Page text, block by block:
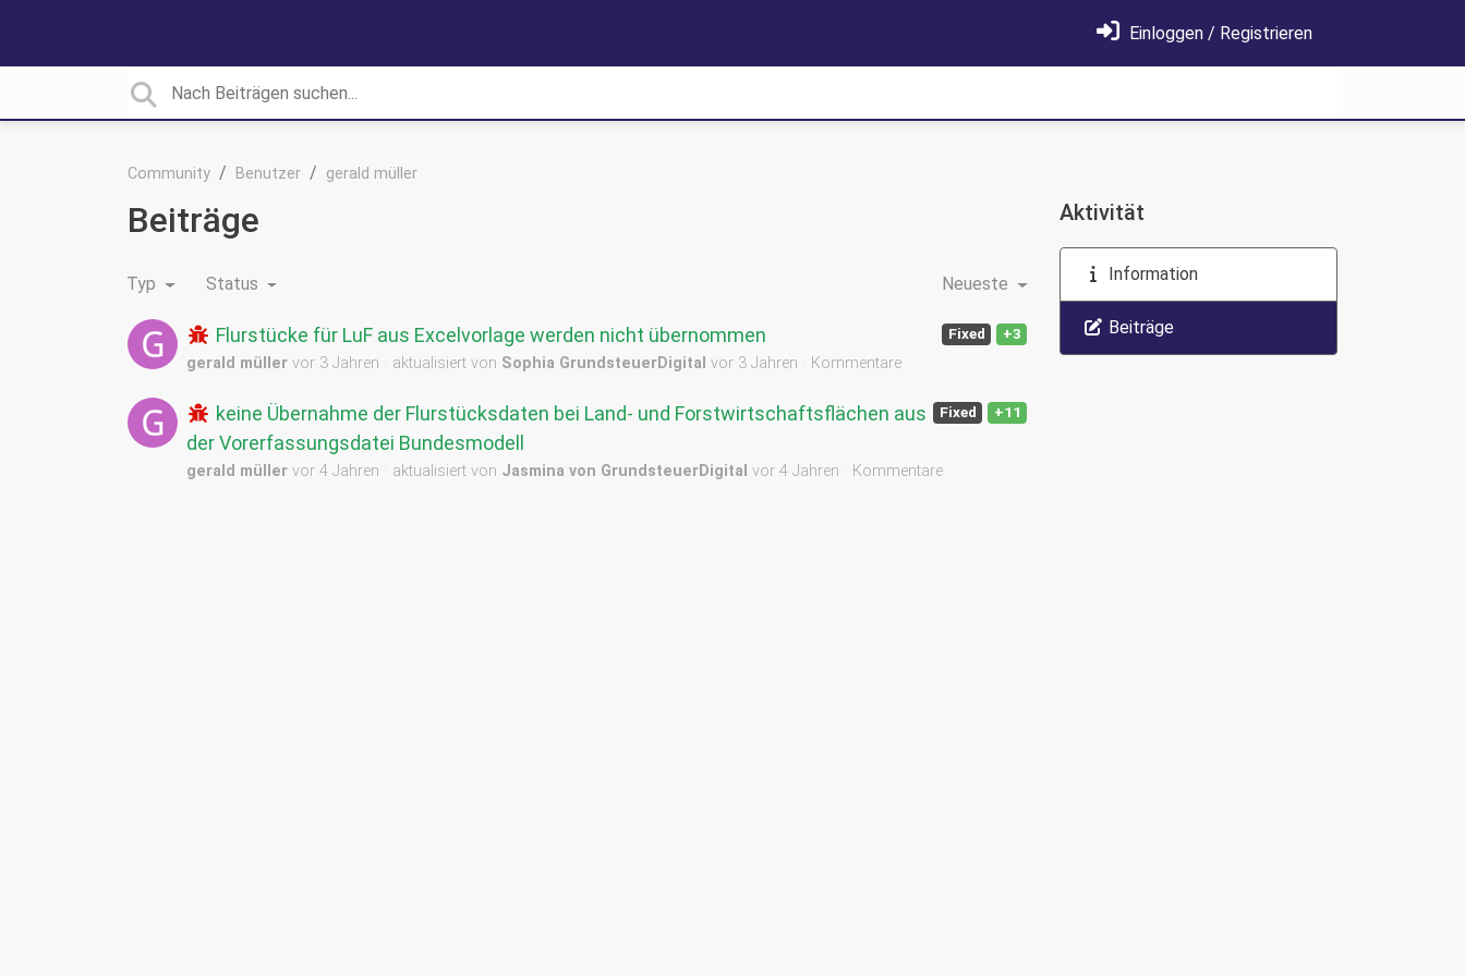
Einloggen / Registrieren
Community Benutzer gerald müller
Beiträge
Typ Status Neueste
+3
Fixed
Flurstücke für LuF aus Excelvorlage werden nicht übernommen
gerald müller vor 3 Jahren aktualisiert von Sophia GrundsteuerDigital vor 3 Jahren Kommentare
+11
Fixed
keine Übernahme der Flurstücksdaten bei Land- und Forstwirtschaftsflächen aus
der Vorerfassungsdatei Bundesmodell
gerald müller vor 4 Jahren aktualisiert von Jasmina von GrundsteuerDigital vor 4 Jahren Kommentare
Aktivität
Information
Beiträge